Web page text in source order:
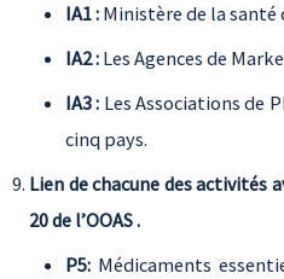
IA1 : Ministère de la santé
IA2 : Les Agences de
IA3 : Les Associations de
cinq pays.
Lien de chacune des activités
20 de l’OOAS .
P5: Médicaments